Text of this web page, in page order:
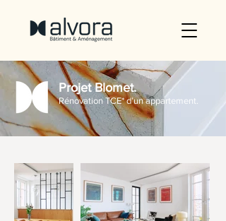
Projet Blomet.
Rénovation TCE* d’un appartement.